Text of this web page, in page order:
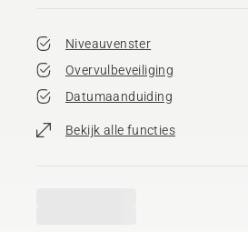
Niveauvenster
Overvulbeveiliging
Datumaanduiding
Bekijk alle functies